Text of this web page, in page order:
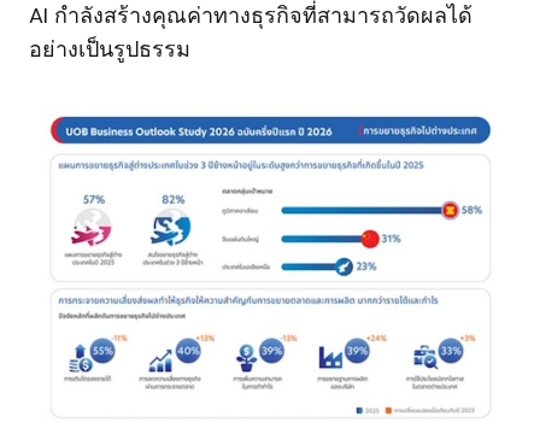
AI กำลังสร้างคุณค่าทางธุรกิจที่สามารถวัดผลได้
อย่างเป็นรูปธรรม